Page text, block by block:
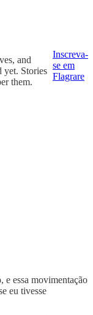
and
yet. Stories
them.
Inscreva-
se em
Flagrare
e essa movimentação
eu tivesse